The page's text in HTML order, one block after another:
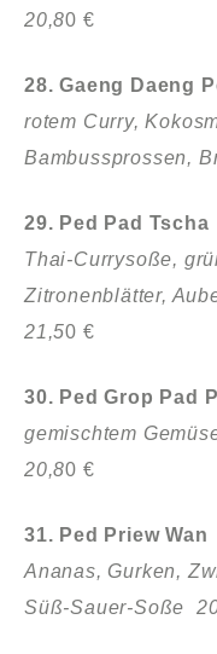
20,80 €
28. Gaeng Daeng
rotem Curry,
Bambussprossen,
29. Ped Pad Tscha
Thai-Currysoße,
Zitronenblätter,
21,50 €
30. Ped Grop Pad
gemischtem
20,80 €
31. Ped Priew Wan
Ananas, Gurken,
Süß-Sauer-Soße